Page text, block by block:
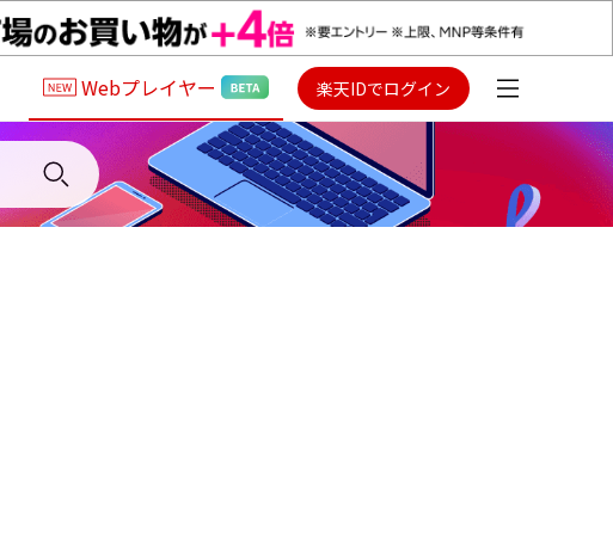
Webプレイヤー 楽天IDでログイン